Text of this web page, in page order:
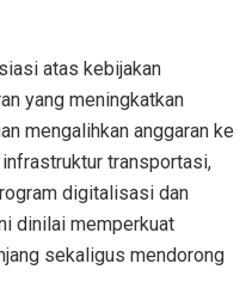
atas kebijakan
yang meningkatkan
mengalihkan anggaran ke
transportasi,
digitalisasi dan
dinilai memperkuat
sekaligus mendorong